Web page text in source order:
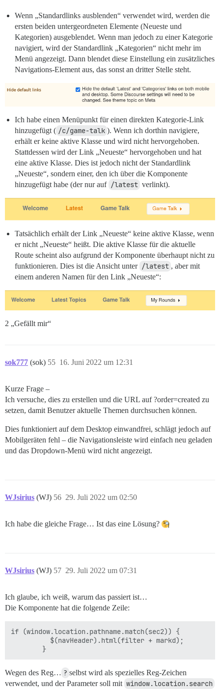
Wenn „Standardlinks ausblenden“ verwendet wird, werden die
ersten beiden untergeordneten Elemente (Neueste und
Kategorien) ausgeblendet. Wenn man jedoch zu einer Kategorie
navigiert, wird der Standardlink „Kategorien“ nicht mehr im
Menü angezeigt. Dann blendet diese Einstellung ein zusätzliches
Navigations-Element aus, das sonst an dritter Stelle steht.
Ich habe einen Menüpunkt für einen direkten Kategorie-Link
hinzugefügt ( /c/game-talk ). Wenn ich dorthin navigiere,
erhält er keine aktive Klasse und wird nicht hervorgehoben.
Stattdessen wird der Link „Neueste“ hervorgehoben und hat
eine aktive Klasse. Dies ist jedoch nicht der Standardlink
„Neueste“, sondern einer, den ich über die Komponente
hinzugefügt habe (der nur auf /latest verlinkt).
Tatsächlich erhält der Link „Neueste“ keine aktive Klasse, wenn
er nicht „Neueste“ heißt. Die aktive Klasse für die aktuelle
Route scheint also aufgrund der Komponente überhaupt nicht zu
funktionieren. Dies ist die Ansicht unter /latest , aber mit
einem anderen Namen für den Link „Neueste“:
2 „Gefällt mir“
sok777 (sok) 16. Juni 2022 um 12:31
55
Kurze Frage –
Ich versuche, dies zu erstellen und die URL auf ?order=created zu
setzen, damit Benutzer aktuelle Themen durchsuchen können.
Dies funktioniert auf dem Desktop einwandfrei, schlägt jedoch auf
Mobilgeräten fehl – die Navigationsleiste wird einfach neu geladen
und das Dropdown-Menü wird nicht angezeigt.
WJsirius (WJ) 29. Juli 2022 um 02:50
56
Ich habe die gleiche Frage… Ist das eine Lösung?
WJsirius (WJ) 29. Juli 2022 um 07:31
57
Ich glaube, ich weiß, warum das passiert ist…
Die Komponente hat die folgende Zeile:
if (window.location.pathname.match(sec2)) {
          $(navHeader).html(filter + markd);
Wegen des Reg… ? selbst wird als spezielles Reg-Zeichen
verwendet, und der Parameter soll mit window.location.search